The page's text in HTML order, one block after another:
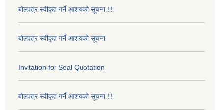
बोलपत्र स्वीकृत गर्ने आशयको सूचना !!!
बोलपत्र स्वीकृत गर्ने आशयको सूचना
Invitation for Seal Quotation
बोलपत्र स्वीकृत गर्ने आशयको सूचना !!!